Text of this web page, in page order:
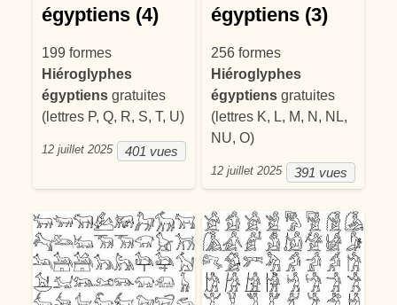
égyptiens (4)
199 formes
Hiéroglyphes
égyptiens gratuites
(lettres P, Q, R, S, T, U)
401 vues
12 juillet 2025
égyptiens (3)
256 formes
Hiéroglyphes
égyptiensgratuites
(lettres K, L, M, N, NL,
NU, O)
391 vues
12 juillet 2025